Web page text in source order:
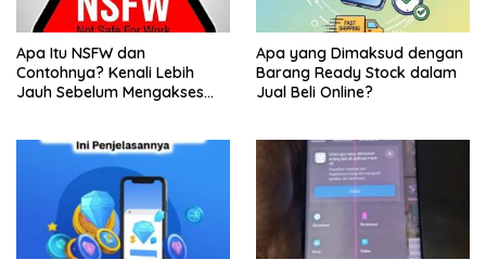
Apa Itu NSFW dan
Contohnya? Kenali Lebih
Jauh Sebelum Mengakses
Apa yang Dimaksud dengan
Barang Ready Stock dalam
Jual Beli Online?